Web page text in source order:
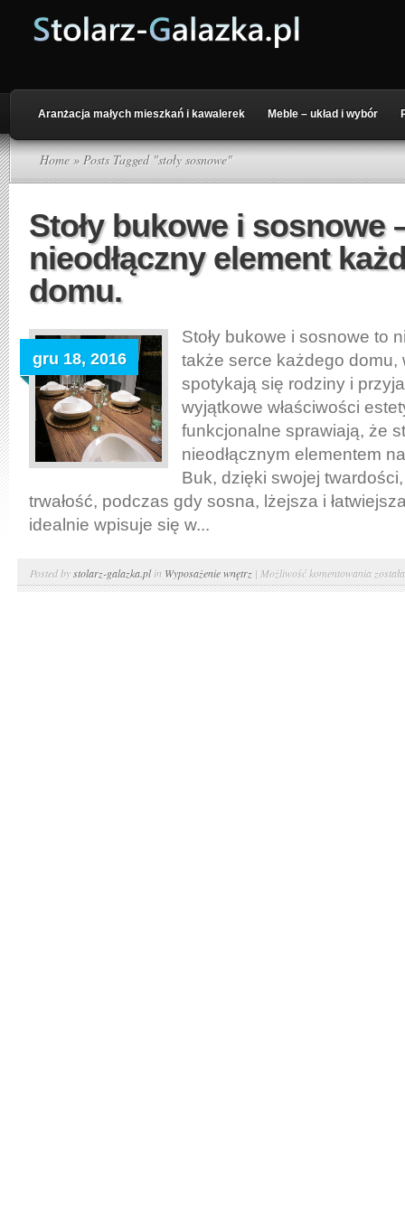
Aranżacja małych mieszkań i kawalerek Meble – układ i wybór
Home » Posts Tagged "stoły sosnowe"
Stoły bukowe i sosnowe
nieodłączny element
domu.
gru 18, 2016
Stoły bukowe i sosnowe to
także serce każdego domu,
spotykają się rodziny i
wyjątkowe właściwości
funkcjonalne sprawiają, że
nieodłącznym elementem
Buk, dzięki swojej
trwałość, podczas gdy sosna, lżejsza i
idealnie wpisuje się w...
Posted bystolarz-galazka.plin Wyposażenie wnętrz | Możliwość komentowania Stoły
bukowe